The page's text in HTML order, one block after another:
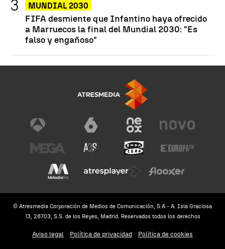
MUNDIAL 2030
FIFA desmiente que Infantino haya ofrecido
a Marruecos la final del Mundial 2030: "Es
falso y engañoso"
© Atresmedia Corporación de Medios de Comunicación, S.A - A. Isla Graciosa
13, 28703, S.S. de los Reyes, Madrid. Reservados todos los derechos
Aviso legal Política de privacidad Política de cookies